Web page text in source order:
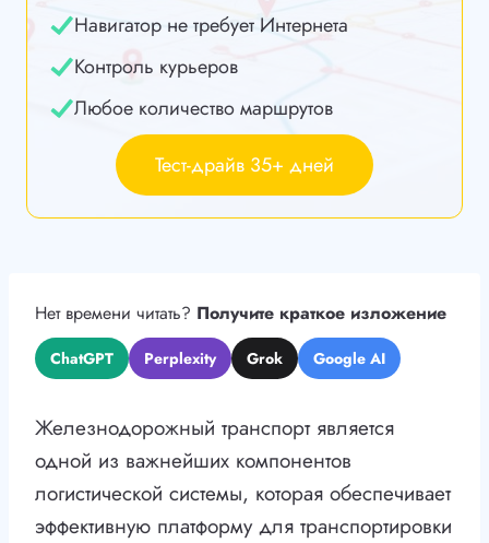
Навигатор не требует Интернета
Контроль курьеров
Любое количество маршрутов
Тест-драйв 35+ дней
Нет времени читать? Получите краткое изложение
ChatGPT Perplexity Grok Google AI
Железнодорожный транспорт является
одной из важнейших компонентов
логистической системы, которая обеспечивает
эффективную платформу для транспортировки